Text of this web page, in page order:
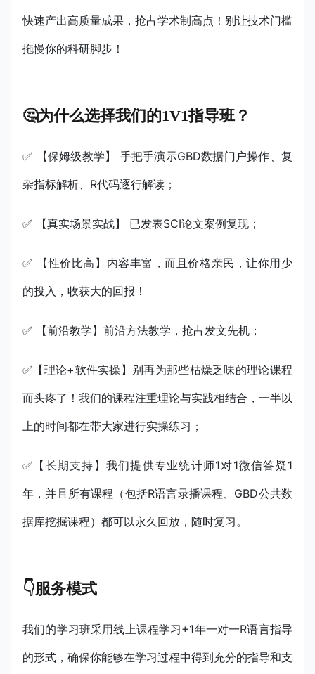
快速产出高质量成果，抢占学术制高点！别让技术门槛
拖慢你的科研脚步！
🤔为什么选择我们的1V1指导班？
✅ 【保姆级教学】 手把手演示GBD数据门户操作、复
杂指标解析、R代码逐行解读；
✅ 【真实场景实战】 已发表SCI论文案例复现；
✅ 【性价比高】内容丰富，而且价格亲民，让你用少
的投入，收获大的回报！
✅ 【前沿教学】前沿方法教学，抢占发文先机；
✅【理论+软件实操】别再为那些枯燥乏味的理论课程
而头疼了！我们的课程注重理论与实践相结合，一半以
上的时间都在带大家进行实操练习；
✅【长期支持】我们提供专业统计师1对1微信答疑1
年，并且所有课程（包括R语言录播课程、GBD公共数
据库挖掘课程）都可以永久回放，随时复习。
👇服务模式
我们的学习班采用线上课程学习+1年一对一R语言指导
的形式，确保你能够在学习过程中得到充分的指导和支